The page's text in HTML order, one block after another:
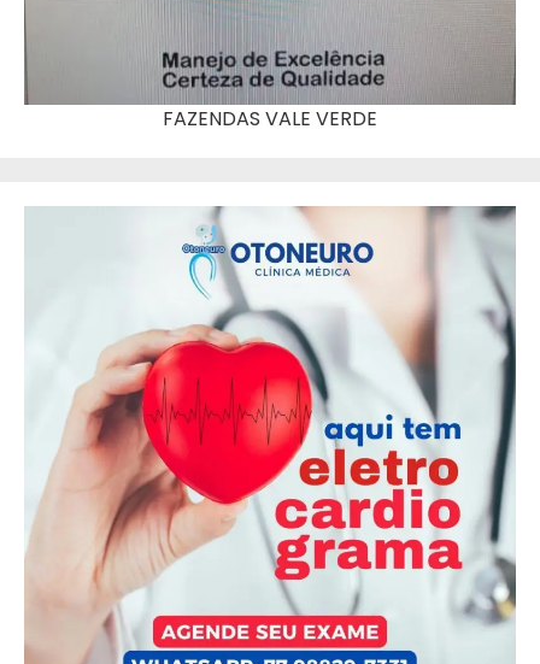
FAZENDAS VALE VERDE